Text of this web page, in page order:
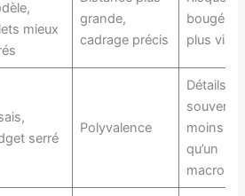
mieux
grande,
cadrage précis
bougé
plus
serré
Polyvalence
Détails
souvent
moins
qu’un
macro